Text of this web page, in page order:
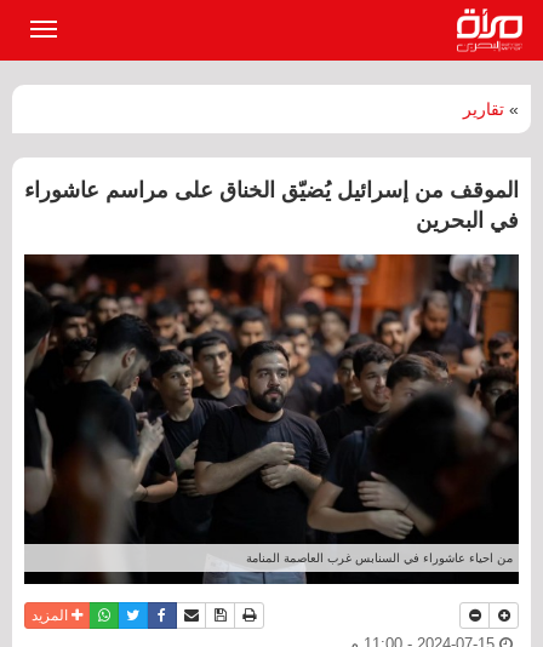
» تقارير
الموقف من إسرائيل يُضيّق الخناق على مراسم عاشوراء
في البحرين
من احياء عاشوراء في السنابس غرب العاصمة المنامة
نسخة للطباعة
حفظ الموضوع
أرسل الى صديق
فيسبوكتويترواتسابالمزيد